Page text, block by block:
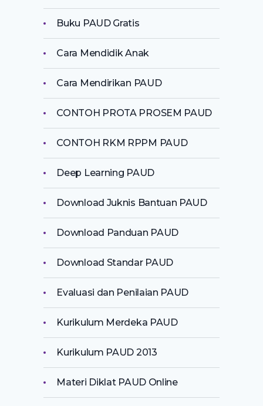
Buku PAUD Gratis
Cara Mendidik Anak
Cara Mendirikan PAUD
CONTOH PROTA PROSEM PAUD
CONTOH RKM RPPM PAUD
Deep Learning PAUD
Download Juknis Bantuan PAUD
Download Panduan PAUD
Download Standar PAUD
Evaluasi dan Penilaian PAUD
Kurikulum Merdeka PAUD
Kurikulum PAUD 2013
Materi Diklat PAUD Online